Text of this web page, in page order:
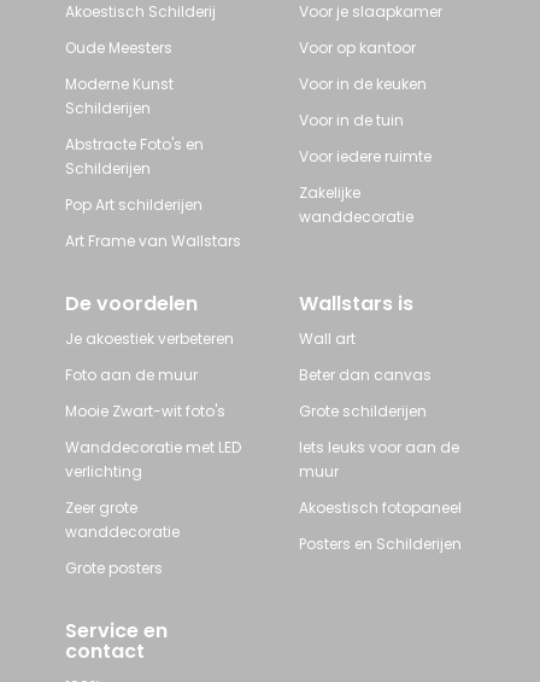
Akoestisch Schilderij
Oude Meesters
Moderne Kunst
Schilderijen
Abstracte Foto's en
Schilderijen
Pop Art schilderijen
Art Frame van Wallstars
Voor je slaapkamer
Voor op kantoor
Voor in de keuken
Voor in de tuin
Voor iedere ruimte
Zakelijke
wanddecoratie
De voordelen
Je akoestiek verbeteren
Foto aan de muur
Mooie Zwart-wit foto's
Wanddecoratie met LED
verlichting
Zeer grote
wanddecoratie
Grote posters
Wallstars is
Wall art
Beter dan canvas
Grote schilderijen
Iets leuks voor aan de
muur
Akoestisch fotopaneel
Posters en Schilderijen
Service en
contact